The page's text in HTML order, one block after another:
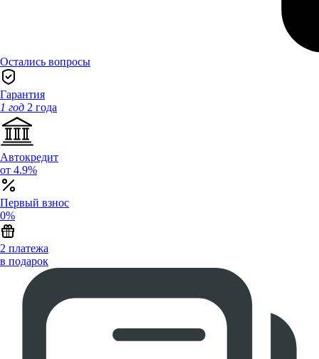
Остались вопросы
Гарантия
1 год 2 года
Автокредит
от 4.9%
Первый взнос
0%
2 платежа
в подарок